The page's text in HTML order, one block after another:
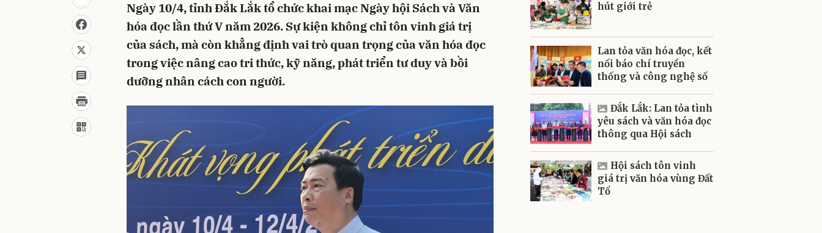
Ngày 10/4, tỉnh Đắk Lắk tổ chức khai mạc Ngày hội Sách và Văn
hóa đọc lần thứ V năm 2026. Sự kiện không chỉ tôn vinh giá trị
của sách, mà còn khẳng định vai trò quan trọng của văn hóa đọc
trong việc nâng cao tri thức, kỹ năng, phát triển tư duy và bồi
dưỡng nhân cách con người.
hút giới trẻ
Lan tỏa văn hóa đọc, kết
nối báo chí truyền
thống và công nghệ số
Đắk Lắk: Lan tỏa tình
yêu sách và văn hóa đọc
thông qua Hội sách
Hội sách tôn vinh
giá trị văn hóa vùng Đất
Tổ
Gửi